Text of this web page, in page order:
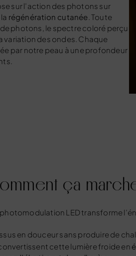
sur l’action des photons sur
régénération cutanée . Toute
photons, le spectre coloré perçu
variation des ondes. Chaque
par notre peau à une profondeur
ça
LED transforme
en douceur sans produire de
cette lumière froide en